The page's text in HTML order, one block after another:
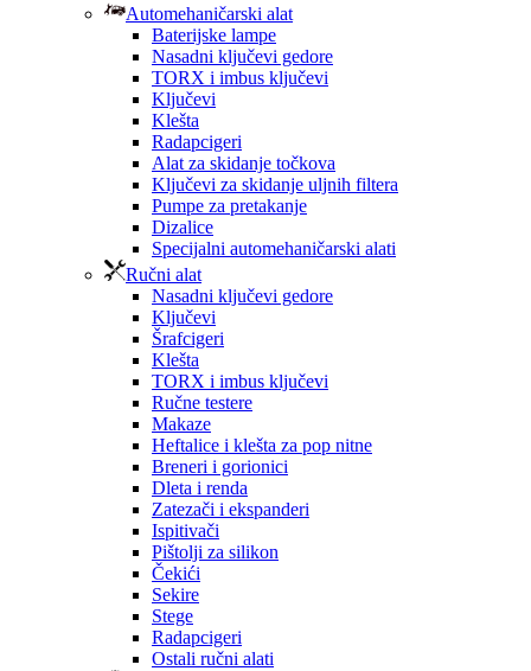
Automehaničarski alat
Baterijske lampe
Nasadni ključevi gedore
TORX i imbus ključevi
Ključevi
Klešta
Radapcigeri
Alat za skidanje točkova
Ključevi za skidanje uljnih filtera
Pumpe za pretakanje
Dizalice
Specijalni automehaničarski alati
Ručni alat
Nasadni ključevi gedore
Ključevi
Šrafcigeri
Klešta
TORX i imbus ključevi
Ručne testere
Makaze
Heftalice i klešta za pop nitne
Breneri i gorionici
Dleta i renda
Zatezači i ekspanderi
Ispitivači
Pištolji za silikon
Čekići
Sekire
Stege
Radapcigeri
Ostali ručni alati